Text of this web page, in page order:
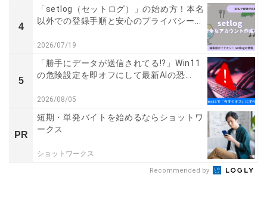
4
「setlog（セットログ）」の始め方！本名
以外での登録手順と安心のプライバシー...
2026/07/19
5
「勝手にデータが送信されてる!?」Win11
の危険設定を即オフにして最新AIの恐...
2026/08/05
PR
短期・単発バイトを始めるならショットワ
ークス
ショットワークス
Recommended by